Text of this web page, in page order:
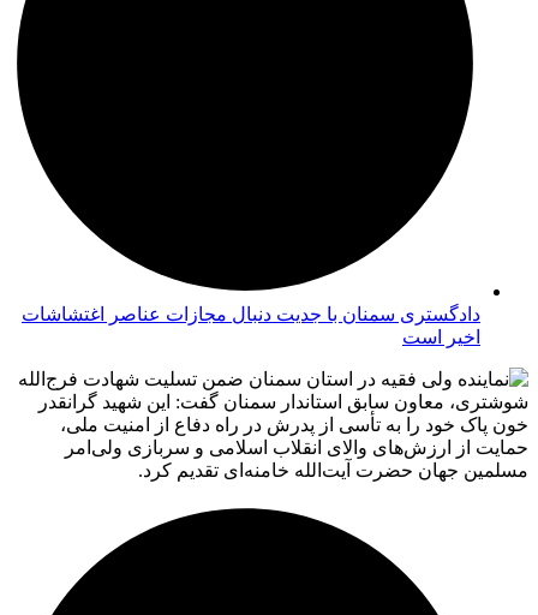
دادگستری سمنان با جدیت دنبال مجازات عناصر اغتشاشات
اخیر است